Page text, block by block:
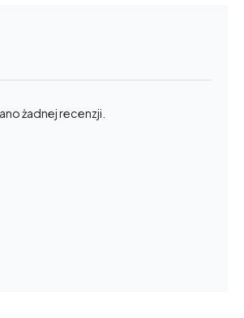
żadnej recenzji.